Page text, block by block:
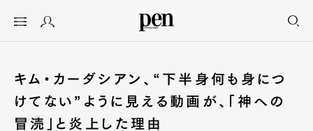
キム・カーダシアン、“下半身何も身につ
けてない”ように見える動画が、「神への
冒涜」と炎上した理由